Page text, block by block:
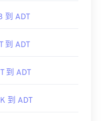
到 ADT
到 ADT
到 ADT
到 ADT